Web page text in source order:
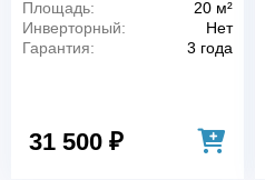
Площадь:
20 м²
Инверторный:
Нет
Гарантия:
3 года
31 500 ₽